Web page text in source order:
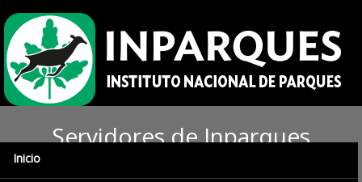
Inicio
Servidores de Inparques